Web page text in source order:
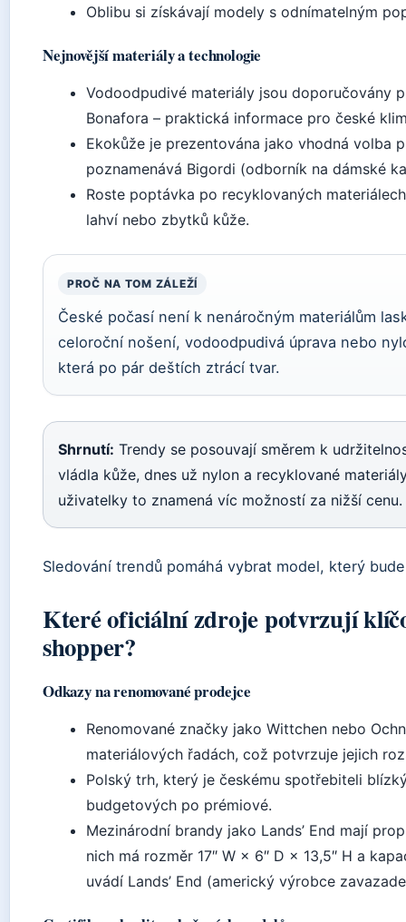
Oblibu si získávají modely s odnímatelným
Nejnovější materiály a technologie
Vodoodpudivé materiály jsou doporučovány
Bonafora – praktická informace pro české
Ekokůže je prezentována jako vhodná volba
poznamenává Bigordi (odborník na dámské
Roste poptávka po recyklovaných
lahví nebo zbytků kůže.
PROČ NA TOM ZÁLEŽÍ
České počasí není k nenáročným materiálům
celoroční nošení, vodoodpudivá úprava nebo
která po pár deštích ztrácí tvar.
Shrnutí: Trendy se posouvají směrem k
vládla kůže, dnes už nylon a recyklované
uživatelky to znamená víc možností za nižší cenu.
Sledování trendů pomáhá vybrat model, který
Které oficiální zdroje potvrzují
shopper?
Odkazy na renomované prodejce
Renomované značky jako Wittchen nebo
materiálových řadách, což potvrzuje jejich
Polský trh, který je českému spotřebiteli
budgetových po prémiové.
Mezinárodní brandy jako Lands’ End mají
nich má rozměr 17″ W × 6″ D × 13,5″ H a
uvádí Lands’ End (americký výrobce